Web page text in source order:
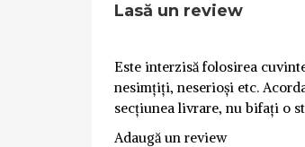
Lasă un review
Este interzisă folosirea
nesimțiți, neserioși etc.
secțiunea livrare, nu bifați o
Adaugă un review